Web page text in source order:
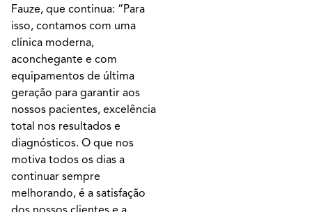
Fauze, que continua: “Para
isso, contamos com uma
clínica moderna,
aconchegante e com
equipamentos de última
geração para garantir aos
nossos pacientes, excelência
total nos resultados e
diagnósticos. O que nos
motiva todos os dias a
continuar sempre
melhorando, é a satisfação